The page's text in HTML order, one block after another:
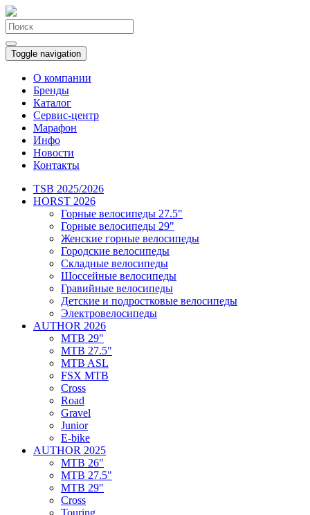
Toggle navigation
О компании
Бренды
Каталог
Сервис-центр
Марафон
Инфо
Новости
Контакты
TSB 2025/2026
HORST 2026
Горные велосипеды 27.5"
Горные велосипеды 29"
Женские горные велосипеды
Городские велосипеды
Складные велосипеды
Шоссейные велосипеды
Гравийные велосипеды
Детские и подростковые велосипеды
Электровелосипеды
AUTHOR 2026
MTB 29"
MTB 27.5"
MTB ASL
FSX MTB
Cross
Road
Gravel
Junior
E-bike
AUTHOR 2025
MTB 26"
MTB 27.5"
MTB 29"
Cross
Touring